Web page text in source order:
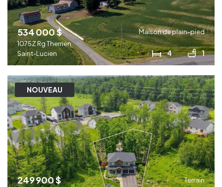
534 000 $
Maison de plain-pied
1075Z Rg Therrien
Saint-Lucien
4 1
NOUVEAU
249 900 $
Terrain